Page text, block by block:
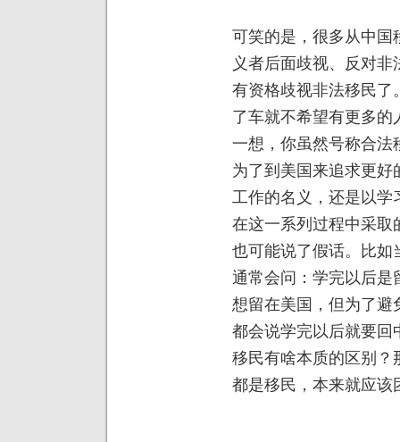
可笑的是，很多从中国
义者后面歧视、反对
有资格歧视非法移民了
了车就不希望有更多
一想，你虽然号称合法
为了到美国来追求更
工作的名义，还是以
在这一系列过程中采取
也可能说了假话。比如
通常会问：学完以后是
想留在美国，但为了避
都会说学完以后就要回
移民有啥本质的区别？
都是移民，本来就应该